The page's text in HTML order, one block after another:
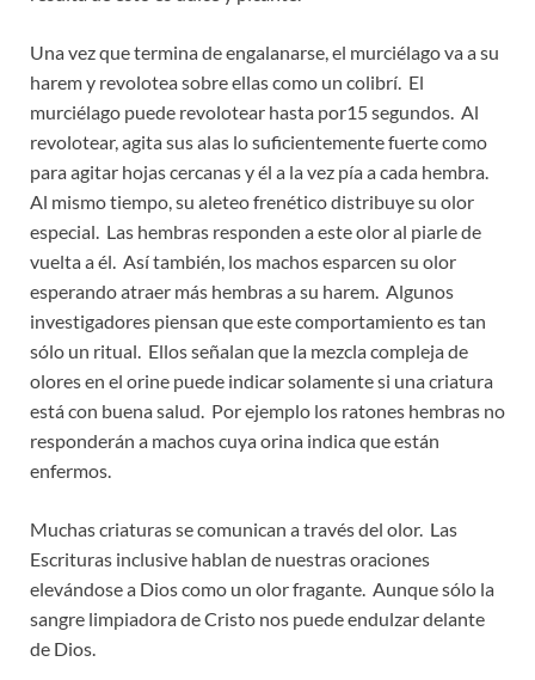
Una vez que termina de engalanarse, el murciélago va a su
harem y revolotea sobre ellas como un colibrí. El
murciélago puede revolotear hasta por15 segundos. Al
revolotear, agita sus alas lo suficientemente fuerte como
para agitar hojas cercanas y él a la vez pía a cada hembra.
Al mismo tiempo, su aleteo frenético distribuye su olor
especial. Las hembras responden a este olor al piarle de
vuelta a él. Así también, los machos esparcen su olor
esperando atraer más hembras a su harem. Algunos
investigadores piensan que este comportamiento es tan
sólo un ritual. Ellos señalan que la mezcla compleja de
olores en el orine puede indicar solamente si una criatura
está con buena salud. Por ejemplo los ratones hembras no
responderán a machos cuya orina indica que están
enfermos.
Muchas criaturas se comunican a través del olor. Las
Escrituras inclusive hablan de nuestras oraciones
elevándose a Dios como un olor fragante. Aunque sólo la
sangre limpiadora de Cristo nos puede endulzar delante
de Dios.